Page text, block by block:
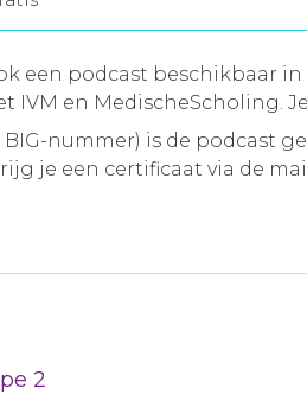
een podcast beschikbaar
IVM en MedischeScholing.
nummer) is de podcast
je een certificaat via de
2